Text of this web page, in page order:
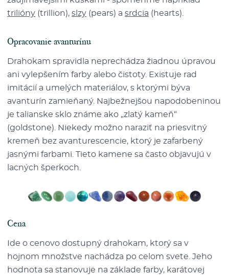
trilióny (trillion), slzy (pears) a srdcia (hearts).
Opracovanie avanturínu
Drahokam spravidla neprechádza žiadnou úpravou
ani vylepšením farby alebo čistoty. Existuje rad
imitácií a umelých materiálov, s ktorými býva
avanturín zamieňaný. Najbežnejšou napodobeninou
je talianske sklo známe ako „zlatý kameň“
(goldstone). Niekedy možno naraziť na priesvitný
kremeň bez avanturescencie, ktorý je zafarbený
jasnými farbami. Tieto kamene sa často objavujú v
lacných šperkoch.
Cena
Ide o cenovo dostupný drahokam, ktorý sa v
hojnom množstve nachádza po celom svete. Jeho
hodnota sa stanovuje na základe farby, karátovej